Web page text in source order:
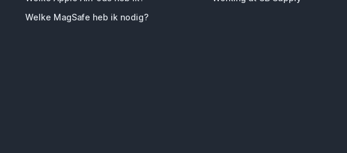
Welke MagSafe heb ik nodig?